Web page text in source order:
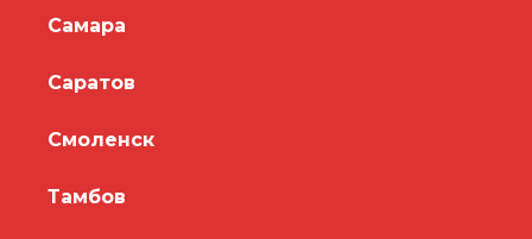
Самара
Саратов
Смоленск
Тамбов